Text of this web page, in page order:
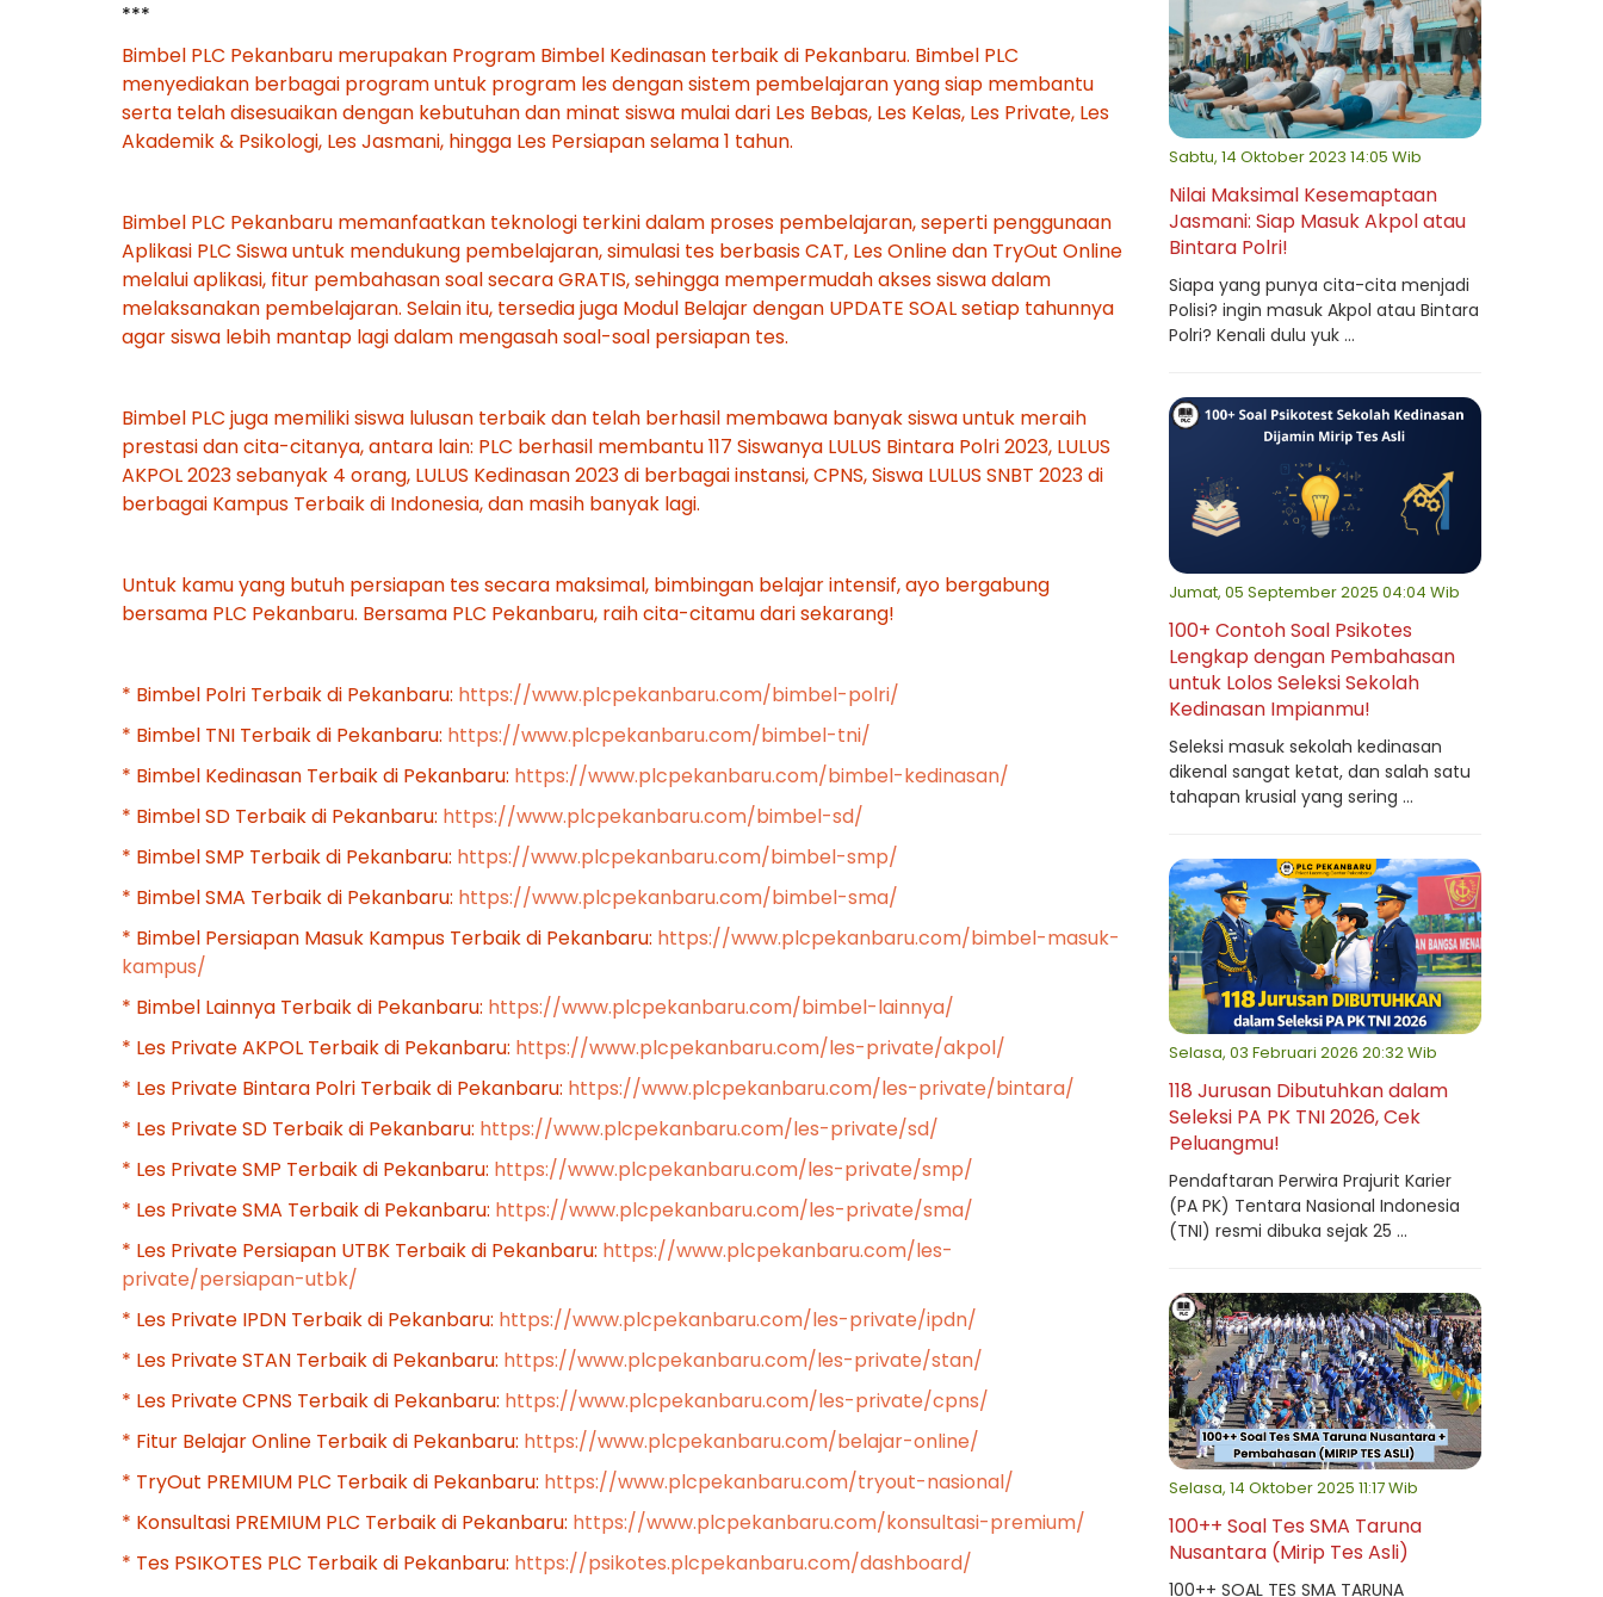
***
Bimbel PLC Pekanbaru merupakan Program Bimbel Kedinasan terbaik di Pekanbaru. Bimbel PLC
menyediakan berbagai program untuk program les dengan sistem pembelajaran yang siap membantu
serta telah disesuaikan dengan kebutuhan dan minat siswa mulai dari Les Bebas, Les Kelas, Les Private, Les
Akademik & Psikologi, Les Jasmani, hingga Les Persiapan selama 1 tahun.
Bimbel PLC Pekanbaru memanfaatkan teknologi terkini dalam proses pembelajaran, seperti penggunaan
Aplikasi PLC Siswa untuk mendukung pembelajaran, simulasi tes berbasis CAT, Les Online dan TryOut Online
melalui aplikasi, fitur pembahasan soal secara GRATIS, sehingga mempermudah akses siswa dalam
melaksanakan pembelajaran. Selain itu, tersedia juga Modul Belajar dengan UPDATE SOAL setiap tahunnya
agar siswa lebih mantap lagi dalam mengasah soal-soal persiapan tes.
Bimbel PLC juga memiliki siswa lulusan terbaik dan telah berhasil membawa banyak siswa untuk meraih
prestasi dan cita-citanya, antara lain: PLC berhasil membantu 117 Siswanya LULUS Bintara Polri 2023, LULUS
AKPOL 2023 sebanyak 4 orang, LULUS Kedinasan 2023 di berbagai instansi, CPNS, Siswa LULUS SNBT 2023 di
berbagai Kampus Terbaik di Indonesia, dan masih banyak lagi.
Untuk kamu yang butuh persiapan tes secara maksimal, bimbingan belajar intensif, ayo bergabung
bersama PLC Pekanbaru. Bersama PLC Pekanbaru, raih cita-citamu dari sekarang!
* Bimbel Polri Terbaik di Pekanbaru: https://www.plcpekanbaru.com/bimbel-polri/
* Bimbel TNI Terbaik di Pekanbaru: https://www.plcpekanbaru.com/bimbel-tni/
* Bimbel Kedinasan Terbaik di Pekanbaru: https://www.plcpekanbaru.com/bimbel-kedinasan/
* Bimbel SD Terbaik di Pekanbaru: https://www.plcpekanbaru.com/bimbel-sd/
* Bimbel SMP Terbaik di Pekanbaru: https://www.plcpekanbaru.com/bimbel-smp/
* Bimbel SMA Terbaik di Pekanbaru: https://www.plcpekanbaru.com/bimbel-sma/
* Bimbel Persiapan Masuk Kampus Terbaik di Pekanbaru: https://www.plcpekanbaru.com/bimbel-masuk-
kampus/
* Bimbel Lainnya Terbaik di Pekanbaru: https://www.plcpekanbaru.com/bimbel-lainnya/
* Les Private AKPOL Terbaik di Pekanbaru: https://www.plcpekanbaru.com/les-private/akpol/
* Les Private Bintara Polri Terbaik di Pekanbaru: https://www.plcpekanbaru.com/les-private/bintara/
* Les Private SD Terbaik di Pekanbaru: https://www.plcpekanbaru.com/les-private/sd/
* Les Private SMP Terbaik di Pekanbaru: https://www.plcpekanbaru.com/les-private/smp/
* Les Private SMA Terbaik di Pekanbaru: https://www.plcpekanbaru.com/les-private/sma/
* Les Private Persiapan UTBK Terbaik di Pekanbaru: https://www.plcpekanbaru.com/les-
private/persiapan-utbk/
* Les Private IPDN Terbaik di Pekanbaru: https://www.plcpekanbaru.com/les-private/ipdn/
* Les Private STAN Terbaik di Pekanbaru: https://www.plcpekanbaru.com/les-private/stan/
* Les Private CPNS Terbaik di Pekanbaru: https://www.plcpekanbaru.com/les-private/cpns/
* Fitur Belajar Online Terbaik di Pekanbaru: https://www.plcpekanbaru.com/belajar-online/
* TryOut PREMIUM PLC Terbaik di Pekanbaru: https://www.plcpekanbaru.com/tryout-nasional/
* Konsultasi PREMIUM PLC Terbaik di Pekanbaru: https://www.plcpekanbaru.com/konsultasi-premium/
* Tes PSIKOTES PLC Terbaik di Pekanbaru: https://psikotes.plcpekanbaru.com/dashboard/
Sabtu, 14 Oktober 2023 14:05 Wib
Nilai Maksimal Kesemaptaan
Jasmani: Siap Masuk Akpol atau
Bintara Polri!
Siapa yang punya cita-cita menjadi
Polisi? ingin masuk Akpol atau Bintara
Polri? Kenali dulu yuk ...
Jumat, 05 September 2025 04:04 Wib
100+ Contoh Soal Psikotes
Lengkap dengan Pembahasan
untuk Lolos Seleksi Sekolah
Kedinasan Impianmu!
Seleksi masuk sekolah kedinasan
dikenal sangat ketat, dan salah satu
tahapan krusial yang sering ...
Selasa, 03 Februari 2026 20:32 Wib
118 Jurusan Dibutuhkan dalam
Seleksi PA PK TNI 2026, Cek
Peluangmu!
Pendaftaran Perwira Prajurit Karier
(PA PK) Tentara Nasional Indonesia
(TNI) resmi dibuka sejak 25 ...
Selasa, 14 Oktober 2025 11:17 Wib
100++ Soal Tes SMA Taruna
Nusantara (Mirip Tes Asli)
100++ SOAL TES SMA TARUNA